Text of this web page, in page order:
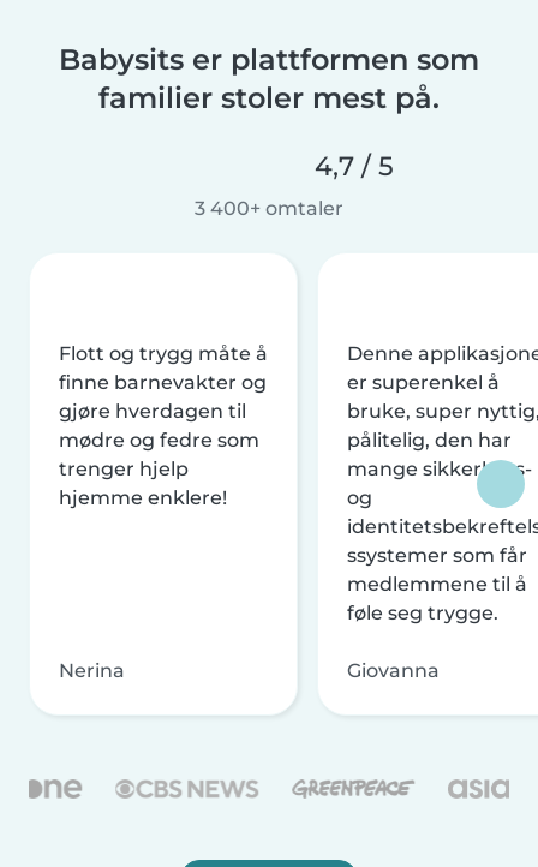
Babysits er plattformen som
familier stoler mest på.
4,7 / 5
3 400+ omtaler
Flott og trygg måte å
finne barnevakter og
gjøre hverdagen til
mødre og fedre som
trenger hjelp
hjemme enklere!
Nerina
Denne
er superenkel å
bruke, super
pålitelig, den har
mange sikkerhets-
og
ssystemer som får
medlemmene til å
føle seg trygge.
Giovanna